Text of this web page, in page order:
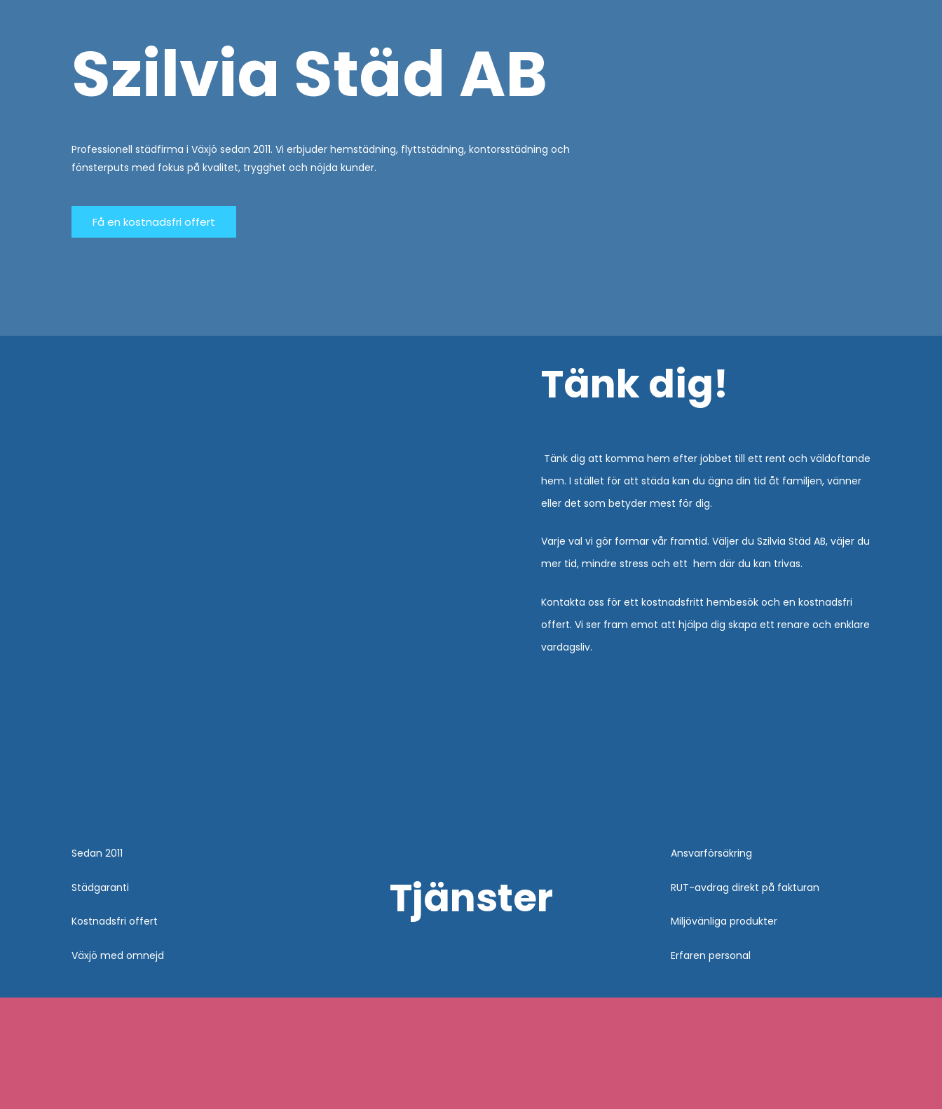
Szilvia Städ AB
Professionell städfirma i Växjö sedan 2011. Vi erbjuder hemstädning, flyttstädning, kontorsstädning och
fönsterputs med fokus på kvalitet, trygghet och nöjda kunder.
Få en kostnadsfri offert
Tänk dig!
Tänk dig att komma hem efter jobbet till ett rent och väldoftande
hem. I stället för att städa kan du ägna din tid åt familjen, vänner
eller det som betyder mest för dig.
Varje val vi gör formar vår framtid. Väljer du Szilvia Städ AB, väjer du
mer tid, mindre stress och ett hem där du kan trivas.
Kontakta oss för ett kostnadsfritt hembesök och en kostnadsfri
offert. Vi ser fram emot att hjälpa dig skapa ett renare och enklare
vardagsliv.
Sedan 2011
Städgaranti
Kostnadsfri offert
Växjö med omnejd
Tjänster
Ansvarförsäkring
RUT-avdrag direkt på fakturan
Miljövänliga produkter
Erfaren personal